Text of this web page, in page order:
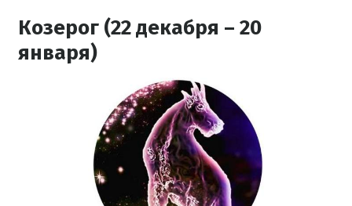
Козерог (22 декабря – 20
января)